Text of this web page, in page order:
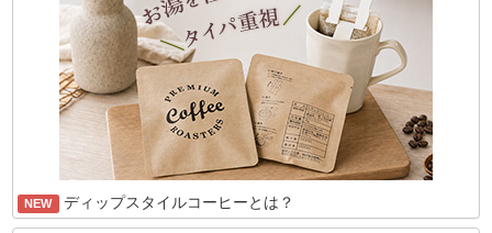
NEW ディップスタイルコーヒーとは？